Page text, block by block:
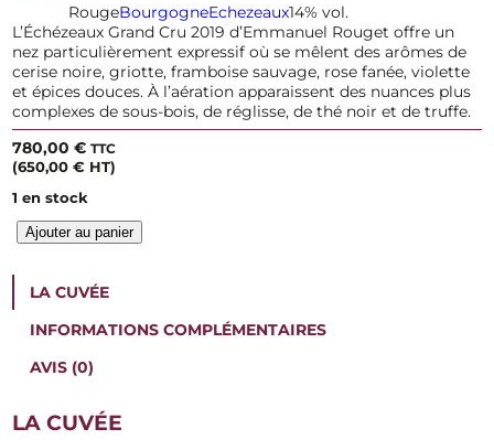
RougeBourgogneEchezeaux14% vol.
L’Échézeaux Grand Cru 2019 d’Emmanuel Rouget offre un
nez particulièrement expressif où se mêlent des arômes de
cerise noire, griotte, framboise sauvage, rose fanée, violette
et épices douces. À l’aération apparaissent des nuances plus
complexes de sous-bois, de réglisse, de thé noir et de truffe.
780,00 € TTC
(650,00 €HT)
1 en stock
q
u
t
D
Ajouter au panier
LA CUVÉE
INFORMATIONS COMPLÉMENTAIRES
AVIS (0)
LA CUVÉE